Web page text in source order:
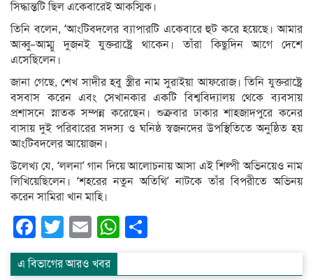
সিদ্ধান্তটি ছিল একেবারেই আকস্মিক।
তিনি বলেন, ‘আংটিবদলের ব্যাপারটি একেবারে হুট করে হয়েছে। আমার
আব্বু–আম্মু দুজনই যুক্তরাষ্ট্রে থাকেন। তাঁরা কিছুদিন আগে দেশে
এসেছিলেন।
জানা গেছে, শেখ সাদীর হবু স্ত্রীর নাম সুরাইয়া আফরোজ। তিনি যুক্তরাষ্ট্রে
বসবাস করেন এবং সেখানকার একটি বিশ্ববিদ্যালয় থেকে ব্যবসায়
প্রশাসনে স্নাতক সম্পন্ন করেছেন। শুক্রবার ঢাকার শাহজাদপুরে কনের
বাসায় দুই পরিবারের সদস্য ও ঘনিষ্ঠ স্বজনদের উপস্থিতিতে অনুষ্ঠিত হয়
আংটিবদলের আয়োজন।
উলেখ্য যে, ‘ললনা’ গান দিয়ে আলোচনায় আসা এই শিল্পী অভিনয়েও নাম
লিখিয়েছিলেন। ‘শহরের নতুন অতিথি’ নাটকে তাঁর বিপরীতে অভিনয়
করেন সামিরা খান মাহি।
Facebook
Twitter
EmailWhatsApp
এ বিভাগের আরও খবর